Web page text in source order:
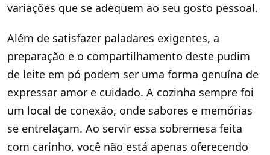
variações que se adequem ao seu gosto pessoal.
Além de satisfazer paladares exigentes, a
preparação e o compartilhamento deste pudim
de leite em pó podem ser uma forma genuína de
expressar amor e cuidado. A cozinha sempre foi
um local de conexão, onde sabores e memórias
se entrelaçam. Ao servir essa sobremesa feita
com carinho, você não está apenas oferecendo